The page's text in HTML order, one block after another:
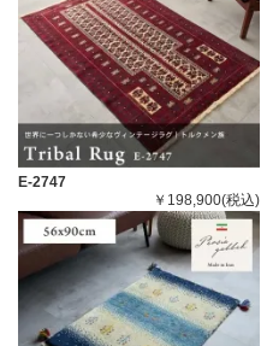
E-2747
￥198,900(税込)